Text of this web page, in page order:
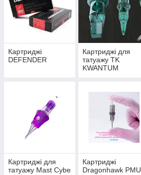
Картриджі
DEFENDER
Картриджі для
татуажу TK
KWANTUM
Картриджі для
татуажу Mast Cybe
Картриджі
Dragonhawk PMU